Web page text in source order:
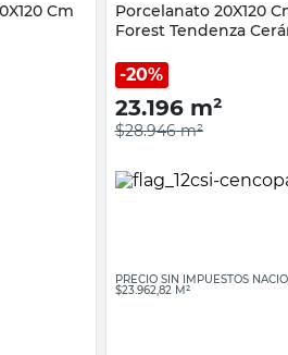
Cm
Porcelanato 20X120
Forest Tendenza
20%
23.196m²
$28.946m²
PRECIO SIN IMPUESTOS
$23.962,82 M²